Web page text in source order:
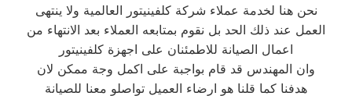
نحن هنا لخدمة عملاء شركة كلفينيتور العالمية ولا ينتهى
العمل عند ذلك الحد بل نقوم بمتابعه العملاء بعد الانتهاء من
اعمال الصيانة للاطمئنان على اجهزة كلفينيتور
وان المهندس قد قام بواجبة على اكمل وجة ممكن لان
هدفنا كما قلنا هو ارضاء العميل تواصلو معنا للصيانة